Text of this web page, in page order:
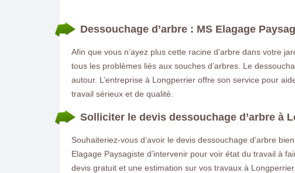
Dessouchage d’arbre : MS Elagage
Afin que vous n’ayez plus cette racine d’arbre dans votre
tous les problèmes liés aux souches d’arbres. Le
autour. L’entreprise à Longperrier offre son service pour
travail sérieux et de qualité.
Solliciter le devis dessouchage d’arbre à
Souhaiteriez-vous d’avoir le devis dessouchage d’arbre
Elagage Paysagiste d’intervenir pour voir état du travail à
devis gratuit et une estimation sur vos travaux à